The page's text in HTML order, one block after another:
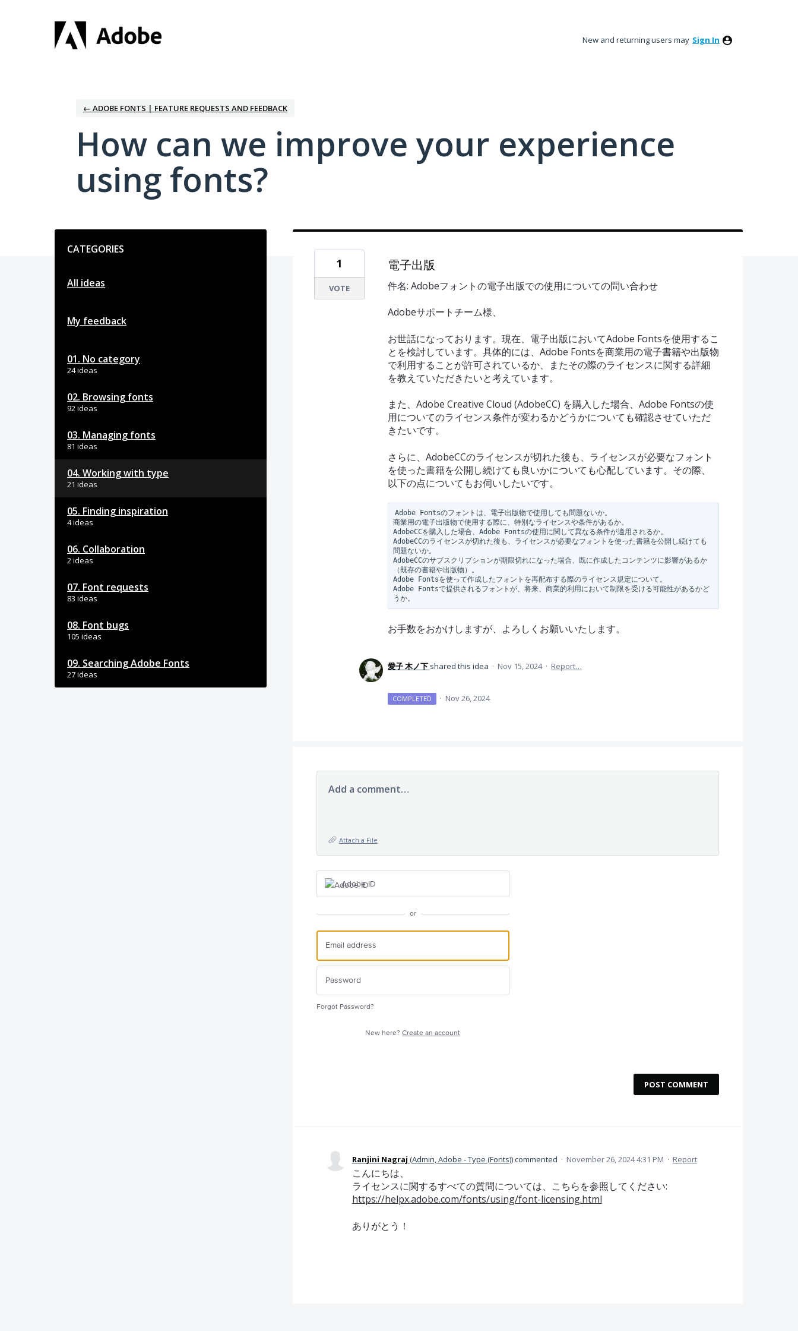
New and returning users may Sign In
← ADOBE FONTS | FEATURE REQUESTS AND FEEDBACK
How can we improve your experience
using fonts?
CATEGORIES
All ideas
My feedback
01. No category
24 ideas
02. Browsing fonts
92 ideas
03. Managing fonts
81 ideas
04. Working with type
21 ideas
05. Finding inspiration
4 ideas
06. Collaboration
2 ideas
07. Font requests
83 ideas
08. Font bugs
105 ideas
09. Searching Adobe Fonts
27 ideas
電子出版
件名: Adobeフォントの電子出版での使用についての問い合わせ
Adobeサポートチーム様、
お世話になっております。現在、電子出版においてAdobe Fontsを使用するこ
とを検討しています。具体的には、Adobe Fontsを商業用の電子書籍や出版物
で利用することが許可されているか、またその際のライセンスに関する詳細
を教えていただきたいと考えています。
また、Adobe Creative Cloud (AdobeCC) を購入した場合、Adobe Fontsの使
用についてのライセンス条件が変わるかどうかについても確認させていただ
きたいです。
さらに、AdobeCCのライセンスが切れた後も、ライセンスが必要なフォント
を使った書籍を公開し続けても良いかについても心配しています。その際、
以下の点についてもお伺いしたいです。
Adobe Fontsのフォントは、電子出版物で使用しても問題ないか。
商業用の電子出版物で使用する際に、特別なライセンスや条件があるか。
AdobeCCを購入した場合、Adobe Fontsの使用に関して異なる条件が適用されるか。
AdobeCCのライセンスが切れた後も、ライセンスが必要なフォントを使った書籍を公開し続けても
問題ないか。
AdobeCCのサブスクリプションが期限切れになった場合、既に作成したコンテンツに影響があるか
（既存の書籍や出版物）。
Adobe Fontsを使って作成したフォントを再配布する際のライセンス規定について。
Adobe Fontsで提供されるフォントが、将来、商業的利用において制限を受ける可能性があるかど
お手数をおかけしますが、よろしくお願いいたします。
1
VOTE
愛子 木ノ下 shared this idea · Nov 15, 2024 · Report…
COMPLETED · Nov 26, 2024
Add a comment…
Attach a File
Adobe ID
or
Forgot Password?
New here?Create an account
POST COMMENT
Ranjini Nagraj (Admin, Adobe - Type (Fonts))commented · November 26, 2024 4:31 PM · Report
こんにちは、
ライセンスに関するすべての質問については、こちらを参照してください:
https://helpx.adobe.com/fonts/using/font-licensing.html
ありがとう！